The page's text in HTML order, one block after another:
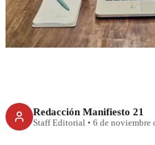
Chayoteros en
Redacción Manifiesto 21
Staff Editorial • 6 de noviembre